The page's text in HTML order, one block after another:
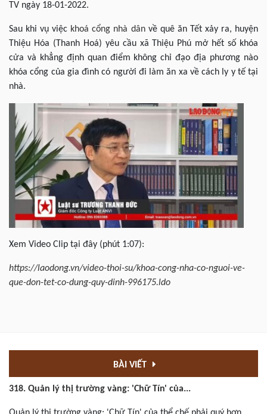
TV ngày 18-01-2022.
Sau khi vụ việc khoá cổng nhà dânvề quê ăn Tết xảy ra, huyện
Thiệu Hóa (Thanh Hoá) yêu cầu xã Thiệu Phú mở hết số khóa
cửa và khẳng định quan điểm không chỉ đạo địa phương nào
khóa cổng của gia đình có người đi làm ăn xa về cách ly y tế tại
nhà.
Xem Video Clip tại đây (phút 1:07):
https://laodong.vn/video-thoi-su/khoa-cong-nha-co-nguoi-ve-
que-don-tet-co-dung-quy-dinh-996175.ldo
BÀI VIẾT
318. Quản lý thị trường vàng: 'Chữ Tín' của...